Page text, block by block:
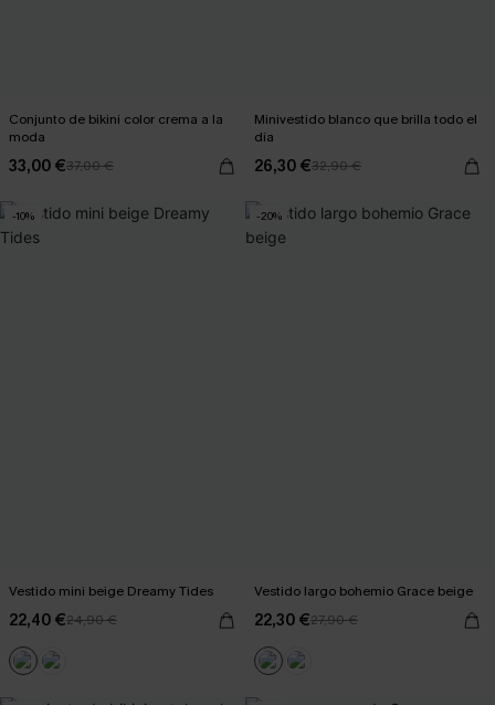
Conjunto de bikini color crema a la
moda
33,00 €37,00 €
Minivestido blanco que brilla todo el
día
26,30 €32,90 €
-10%
Vestido mini beige Dreamy Tides
22,40 €24,90 €
-20%
Vestido largo bohemio Grace beige
22,30 €27,90 €